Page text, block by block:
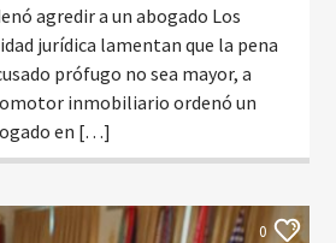
agredir a un abogado Los
jurídica lamentan que la pena
prófugo no sea mayor, a
inmobiliario ordenó un
en […]
0